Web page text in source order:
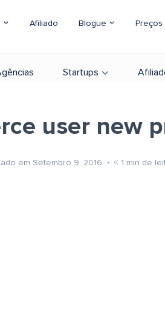
Afiliado Blogue Preços
Startups
user new
em Setembro 9, 2016 < 1 min de